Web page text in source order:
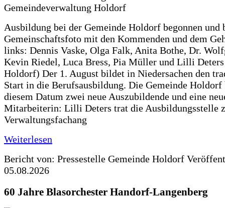
Ausbildung bei der Gemeinde Holdorf begonnen und
Gemeinschaftsfoto mit den Kommenden und dem
links: Dennis Vaske, Olga Falk, Anita Bothe, Dr.
Kevin Riedel, Luca Bress, Pia Müller und Lilli
Holdorf) Der 1. August bildet in Niedersachen den
Start in die Berufsausbildung. Die Gemeinde Holdorf
diesem Datum zwei neue Auszubildende und eine
Mitarbeiterin: Lilli Deters trat die Ausbildungsstelle
Verwaltungsfachang
Weiterlesen
Bericht von: Pressestelle Gemeinde Holdorf
05.08.2026
60 Jahre Blasorchester Handorf-Langenberg